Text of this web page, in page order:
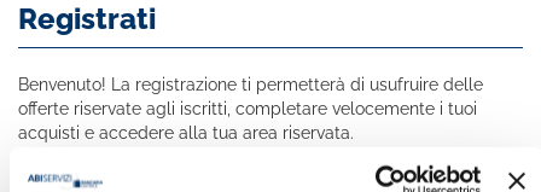
Registrati
Benvenuto! La registrazione ti permetterà di usufruire delle
offerte riservate agli iscritti, completare velocemente i tuoi
acquisti e accedere alla tua area riservata.
Tutti i campi indicati con * sono obbligatori